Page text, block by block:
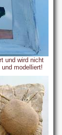
und wird nicht
modelliert!